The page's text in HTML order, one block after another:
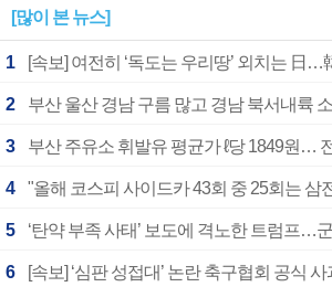
[많이 본 뉴스]
1
2
3 부산 주유소 휘발유 평균가 ℓ당 1849원…
4 "올해 코스피 사이드카 43회 중 25회는 삼
5
6